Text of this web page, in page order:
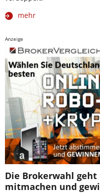
mehr
Anzeige
Die Brokerwahl geht
mitmachen und